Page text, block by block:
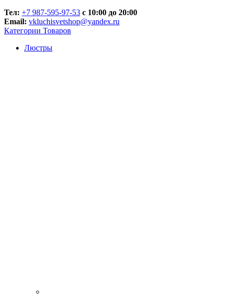
Тел: +7 987-595-97-53 с 10:00 до 20:00
Email: vkluchisvetshop@yandex.ru
Категории Товаров
Люстры